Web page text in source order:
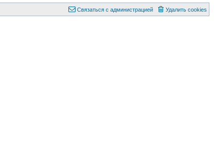
Удалить cookies
Связаться с администрацией